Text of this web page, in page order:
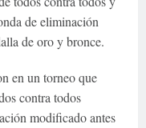
de eliminación
de oro y bronce.
en un torneo que
contra todos
modificado antes